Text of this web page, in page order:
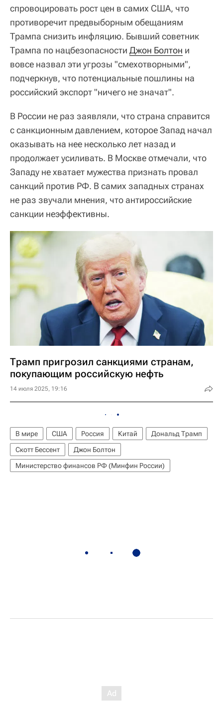
спровоцировать рост цен в самих США, что
противоречит предвыборным обещаниям
Трампа снизить инфляцию. Бывший советник
Трампа по нацбезопасности Джон Болтон и
вовсе назвал эти угрозы "смехотворными",
подчеркнув, что потенциальные пошлины на
российский экспорт "ничего не значат".
В России не раз заявляли, что страна справится
с санкционным давлением, которое Запад начал
оказывать на нее несколько лет назад и
продолжает усиливать. В Москве отмечали, что
Западу не хватает мужества признать провал
санкций против РФ. В самих западных странах
не раз звучали мнения, что антироссийские
санкции неэффективны.
Трамп пригрозил санкциями странам,
покупающим российскую нефть
14 июля 2025, 19:16
В мире США Россия Китай
Дональд Трамп
Скотт Бессент
Джон Болтон
Министерство финансов РФ (Минфин России)